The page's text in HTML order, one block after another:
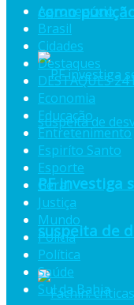
como
PF investiga
suspeita de
Agronegócio
Brasil
Cidades
Destaques
DESTAQUES 24
Economia
Educação
Entretenimento
Espiríto Santo
Esporte
Geral
Justiça
Mundo
Polícia
Política
Saúde
Sul da Bahia